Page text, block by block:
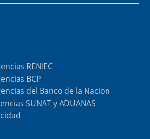
RENIEC
BCP
del Banco de la Nacion
SUNAT y ADUANAS